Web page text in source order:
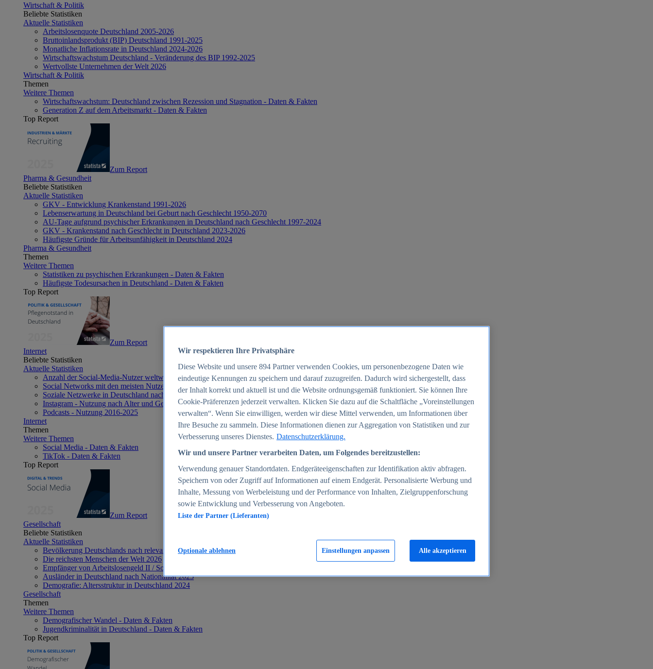
Wirtschaft & Politik
Beliebte Statistiken
Aktuelle Statistiken
Arbeitslosenquote Deutschland 2005-2026
Bruttoinlandsprodukt (BIP) Deutschland 1991-2025
Monatliche Inflationsrate in Deutschland 2024-2026
Wirtschaftswachstum Deutschland - Veränderung des BIP 1992-2025
Wertvollste Unternehmen der Welt 2026
Wirtschaft & Politik
Themen
Weitere Themen
Wirtschaftswachstum: Deutschland zwischen Rezession und Stagnation - Daten & Fakten
Generation Z auf dem Arbeitsmarkt - Daten & Fakten
Top Report
Zum Report
Pharma & Gesundheit
Beliebte Statistiken
Aktuelle Statistiken
GKV - Entwicklung Krankenstand 1991-2026
Lebenserwartung in Deutschland bei Geburt nach Geschlecht 1950-2070
AU-Tage aufgrund psychischer Erkrankungen in Deutschland nach Geschlecht 1997-2024
GKV - Krankenstand nach Geschlecht in Deutschland 2023-2026
Häufigste Gründe für Arbeitsunfähigkeit in Deutschland 2024
Pharma & Gesundheit
Themen
Weitere Themen
Statistiken zu psychischen Erkrankungen - Daten & Fakten
Häufigste Todesursachen in Deutschland - Daten & Fakten
Top Report
Zum Report
Internet
Beliebte Statistiken
Aktuelle Statistiken
Anzahl der Social-Media-Nutzer weltweit 2012-2025
Social Networks mit den meisten Nutzern weltweit 2025
Soziale Netzwerke in Deutschland nach Generationen 2025
Instagram - Nutzung nach Alter und Geschlecht in Deutschland 2025
Podcasts - Nutzung 2016-2025
Internet
Themen
Weitere Themen
Social Media - Daten & Fakten
TikTok - Daten & Fakten
Top Report
Zum Report
Gesellschaft
Beliebte Statistiken
Aktuelle Statistiken
Bevölkerung Deutschlands nach relevanten Altersgruppen 2024
Die reichsten Menschen der Welt 2026
Empfänger von Arbeitslosengeld II / Sozialgeld / Bürgergeld in Deutschland 2005-2025
Ausländer in Deutschland nach Nationalität 2025
Demografie: Altersstruktur in Deutschland 2024
Gesellschaft
Themen
Weitere Themen
Demografischer Wandel - Daten & Fakten
Jugendkriminalität in Deutschland - Daten & Fakten
Top Report
Wir respektieren Ihre Privatsphäre
Diese Website und unsere 894 Partner verwenden Cookies, um personenbezogene Daten wie
eindeutige Kennungen zu speichern und darauf zuzugreifen. Dadurch wird sichergestellt, dass
der Inhalt korrekt und aktuell ist und die Website ordnungsgemäß funktioniert. Sie können Ihre
Cookie-Präferenzen jederzeit verwalten. Klicken Sie dazu auf die Schaltfläche „Voreinstellungen
verwalten“. Wenn Sie einwilligen, werden wir diese Mittel verwenden, um Informationen über
Ihre Besuche zu sammeln. Diese Informationen dienen zur Aggregation von Statistiken und zur
Verbesserung unseres Dienstes. Datenschutzerklärung.
Wir und unsere Partner verarbeiten Daten, um Folgendes bereitzustellen:
Verwendung genauer Standortdaten. Endgeräteeigenschaften zur Identifikation aktiv abfragen.
Speichern von oder Zugriff auf Informationen auf einem Endgerät. Personalisierte Werbung und
Inhalte, Messung von Werbeleistung und der Performance von Inhalten, Zielgruppenforschung
sowie Entwicklung und Verbesserung von Angeboten.
Liste der Partner (Lieferanten)
Einstellungen anpassen
Optionale ablehnen Alle akzeptieren